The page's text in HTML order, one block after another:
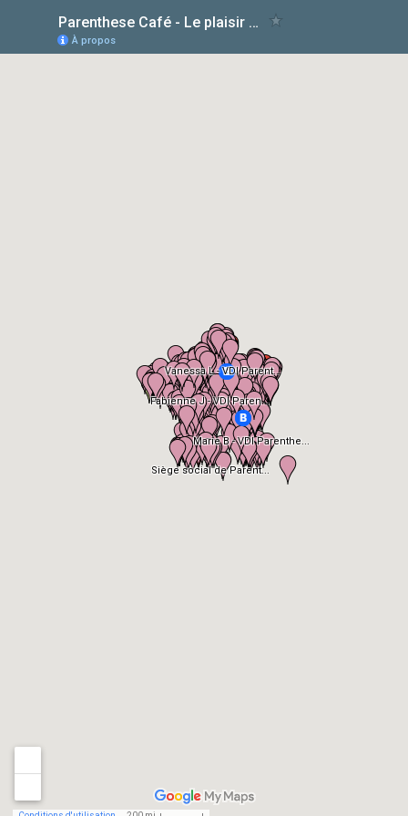
Siège social de Parent...
Fabienne J - VDI Paren...
Marie B - VDI Parenthe...
Vanessa L - VDI Parent...
Parenthese Café - Le plaisir de la vente à domicile
À propos